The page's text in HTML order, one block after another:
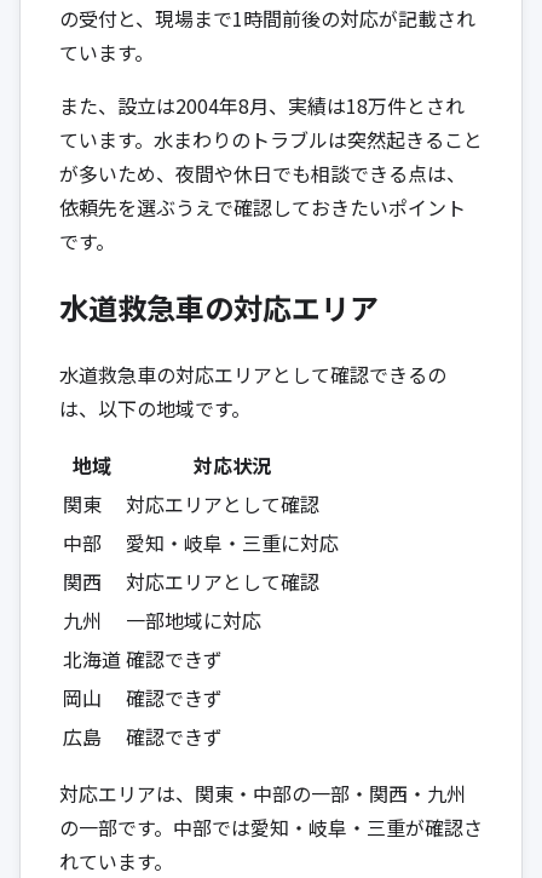
の受付と、現場まで1時間前後の対応が記載され
ています。
また、設立は2004年8月、実績は18万件とされ
ています。水まわりのトラブルは突然起きること
が多いため、夜間や休日でも相談できる点は、
依頼先を選ぶうえで確認しておきたいポイント
です。
水道救急車の対応エリア
水道救急車の対応エリアとして確認できるの
は、以下の地域です。
地域
対応状況
関東
対応エリアとして確認
中部
愛知・岐阜・三重に対応
関西
対応エリアとして確認
九州
一部地域に対応
北海道確認できず
岡山
確認できず
広島
確認できず
対応エリアは、関東・中部の一部・関西・九州
の一部です。中部では愛知・岐阜・三重が確認さ
れています。